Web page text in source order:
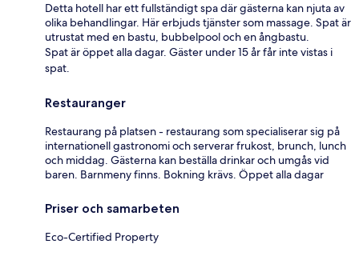
Detta hotell har ett fullständigt spa där gästerna kan njuta av
olika behandlingar. Här erbjuds tjänster som massage. Spat är
utrustat med en bastu, bubbelpool och en ångbastu.
Spat är öppet alla dagar. Gäster under 15 år får inte vistas i
spat.
Restauranger
Restaurang på platsen - restaurang som specialiserar sig på
internationell gastronomi och serverar frukost, brunch, lunch
och middag. Gästerna kan beställa drinkar och umgås vid
baren. Barnmeny finns. Bokning krävs. Öppet alla dagar
Priser och samarbeten
Eco-Certified Property